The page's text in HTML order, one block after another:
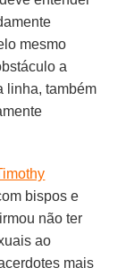
mesmo
a
linha, também
bispos e
não ter
ao
mais